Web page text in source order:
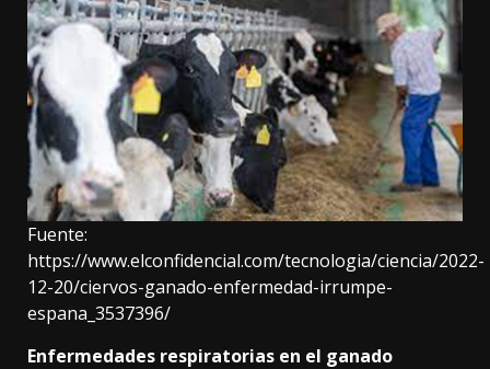
Fuente:
https://www.elconfidencial.com/tecnologia/ciencia/2022-
12-20/ciervos-ganado-enfermedad-irrumpe-
espana_3537396/
Enfermedades respiratorias en el ganado